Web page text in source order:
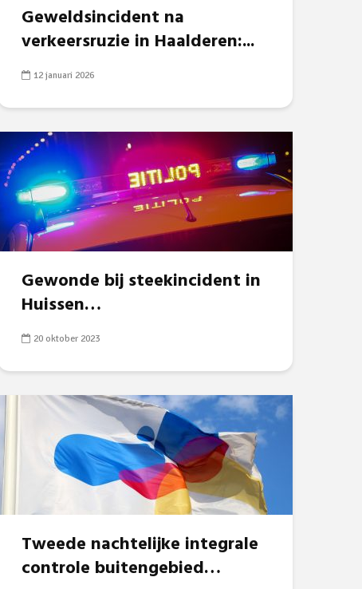
Geweldsincident na
verkeersruzie in Haalderen:...
12 januari 2026
Gewonde bij steekincident in
Huissen…
20 oktober 2023
Tweede nachtelijke integrale
controle buitengebied…